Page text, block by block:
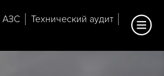
АЗС
Технический аудит